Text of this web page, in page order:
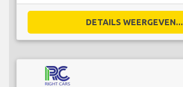
DETAILS WEERGEVEN...